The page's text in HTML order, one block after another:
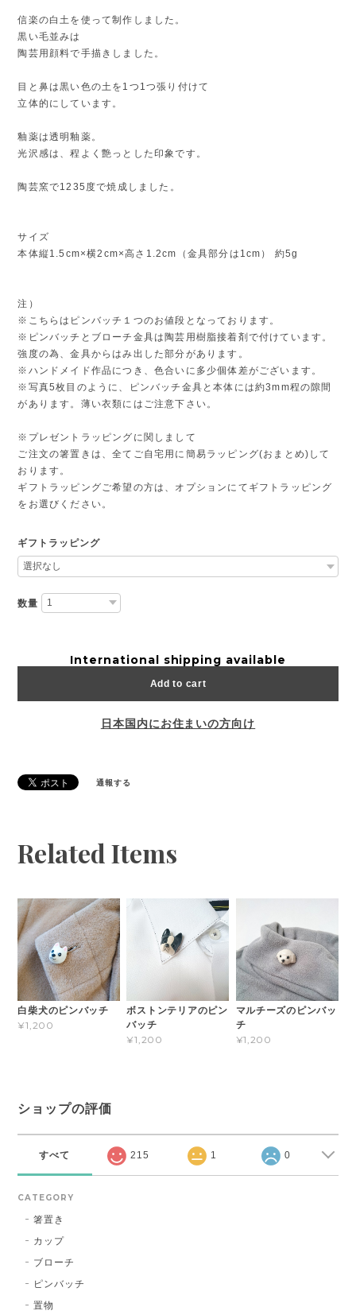
信楽の白土を使って制作しました。
黒い毛並みは
陶芸用顔料で手描きしました。
目と鼻は黒い色の土を1つ1つ張り付けて
立体的にしています。
釉薬は透明釉薬。
光沢感は、程よく艶っとした印象です。
陶芸窯で1235度で焼成しました。
サイズ
本体縦1.5cm×横2cm×高さ1.2cm（金具部分は1cm） 約5g
注）
※こちらはピンバッチ１つのお値段となっております。
※ピンバッチとブローチ金具は陶芸用樹脂接着剤で付けています。
強度の為、金具からはみ出した部分があります。
※ハンドメイド作品につき、色合いに多少個体差がございます。
※写真5枚目のように、ピンバッチ金具と本体には約3mm程の隙間
があります。薄い衣類にはご注意下さい。
※プレゼントラッピングに関しまして
ご注文の箸置きは、全てご自宅用に簡易ラッピング(おまとめ)して
おります。
ギフトラッピングご希望の方は、オプションにてギフトラッピング
をお選びください。
ギフトラッピング
数量
International shipping available
Add to cart
日本国内にお住まいの方向け
通報する
Related Items
白柴犬のピンバッチ
¥1,200
ボストンテリアのピン
バッチ
¥1,200
マルチーズのピンバッ
チ
¥1,200
ショップの評価
すべて 215 1 0
CATEGORY
箸置き
カップ
ブローチ
ピンバッチ
置物